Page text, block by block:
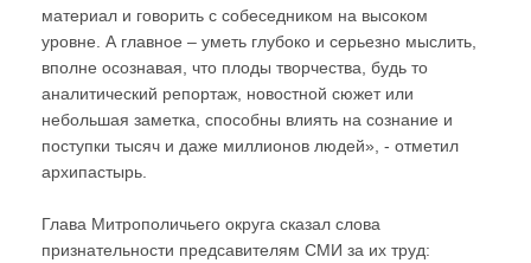
материал и говорить с собеседником на высоком
уровне. А главное – уметь глубоко и серьезно мыслить,
вполне осознавая, что плоды творчества, будь то
аналитический репортаж, новостной сюжет или
небольшая заметка, способны влиять на сознание и
поступки тысяч и даже миллионов людей», - отметил
архипастырь.
Глава Митрополичьего округа сказал слова
признательности предсавителям СМИ за их труд: